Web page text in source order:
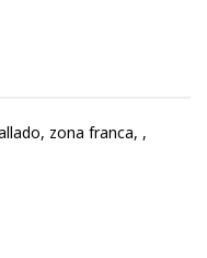
zona franca, ,